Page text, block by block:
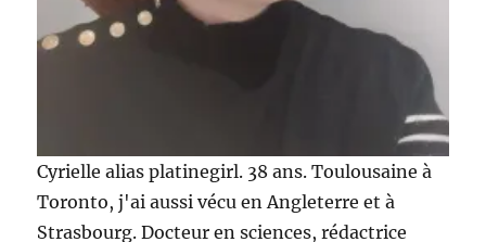
Cyrielle alias platinegirl. 38 ans. Toulousaine à
Toronto, j'ai aussi vécu en Angleterre et à
Strasbourg. Docteur en sciences, rédactrice